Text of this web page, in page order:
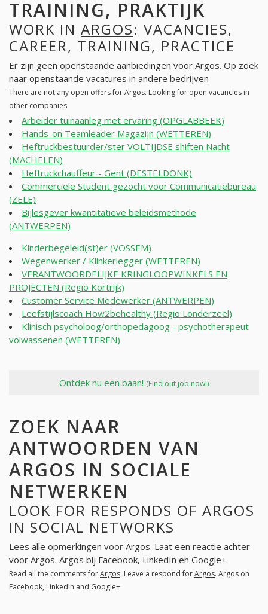
TRAINING, PRAKTIJK
WORK IN ARGOS: VACANCIES,
CAREER, TRAINING, PRACTICE
Er zijn geen openstaande aanbiedingen voor Argos. Op zoek
naar openstaande vacatures in andere bedrijven
There are not any open offers for Argos. Looking for open vacancies in
other companies
Arbeider tuinaanleg met ervaring (OPGLABBEEK)
Hands-on Teamleader Magazijn (WETTEREN)
Heftruckbestuurder/ster VOLTIJDSE shiften Nacht
(MACHELEN)
Heftruckchauffeur - Gent (DESTELDONK)
Commerciële Student gezocht voor Communicatiebureau
(ZELE)
Bijlesgever kwantitatieve beleidsmethode
(ANTWERPEN)
Kinderbegeleid(st)er (VOSSEM)
Wegenwerker / Klinkerlegger (WETTEREN)
VERANTWOORDELIJKE KRINGLOOPWINKELS EN
PROJECTEN (Regio Kortrijk)
Customer Service Medewerker (ANTWERPEN)
Leefstijlscoach How2behealthy (Regio Londerzeel)
Klinisch psycholoog/orthopedagoog - psychotherapeut
volwassenen (WETTEREN)
Ontdek nu een baan! (Find out job now!)
ZOEK NAAR
ANTWOORDEN VAN
ARGOS IN SOCIALE
NETWERKEN
LOOK FOR RESPONDS OF ARGOS
IN SOCIAL NETWORKS
Lees alle opmerkingen voor Argos. Laat een reactie achter
voor Argos. Argos bij Facebook, LinkedIn en Google+
Read all the comments forArgos. Leave a respond forArgos. Argos on
Facebook, LinkedIn and Google+